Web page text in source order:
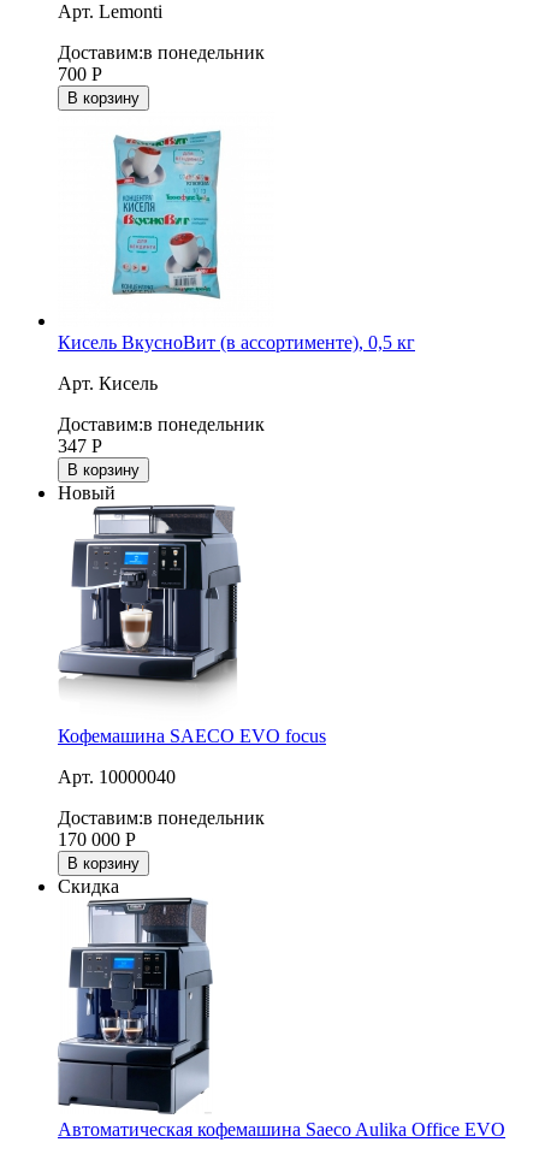
Арт. Lemonti
Доставим:в понедельник
700 Р
В корзину
Кисель ВкусноВит (в ассортименте), 0,5 кг
Арт. Кисель
Доставим:в понедельник
347 Р
В корзину
Новый
Кофемашина SAECO EVO focus
Арт. 10000040
Доставим:в понедельник
170 000 Р
В корзину
Скидка
Автоматическая кофемашина Saeco Aulika Office EVO